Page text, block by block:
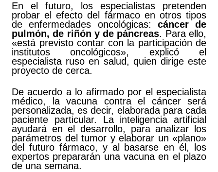
En el futuro, los especialistas pretenden
probar el efecto del fármaco en otros tipos
de enfermedades oncológicas: cáncer de
pulmón, de riñón y de páncreas. Para ello,
«está previsto contar con la participación de
institutos oncológicos», explicó el
especialista ruso en salud, quien dirige este
proyecto de cerca.
De acuerdo a lo afirmado por el especialista
médico, la vacuna contra el cáncer será
personalizada, es decir, elaborada para cada
paciente particular. La inteligencia artificial
ayudará en el desarrollo, para analizar los
parámetros del tumor y elaborar un «plano»
del futuro fármaco, y al basarse en él, los
expertos prepararán una vacuna en el plazo
de una semana.